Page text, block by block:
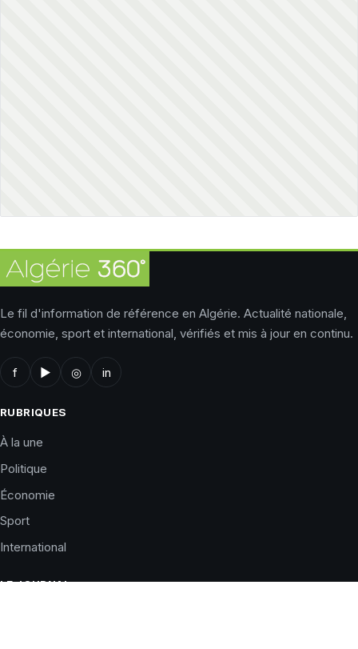
Le fil d'information de référence en Algérie. Actualité nationale,
économie, sport et international, vérifiés et mis à jour en continu.
f ▶ ◎ in
RUBRIQUES
À la une
Politique
Économie
Sport
International
LE JOURNAL